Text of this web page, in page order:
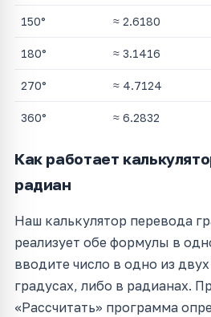
150° ≈ 2.6180
180° ≈ 3.1416
270° ≈ 4.7124
360° ≈ 6.2832
Как работает
радиан
Наш калькулятор перевода
реализует обе формулы в
вводите число в одно из
градусах, либо в радианах.
«Рассчитать» программа